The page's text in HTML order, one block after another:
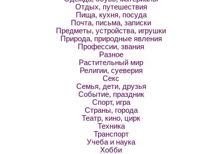
Отдых, путешествия
Пища, кухня, посуда
Почта, письма, записки
Предметы, устройства, игрушки
Природа, природные явления
Профессии, звания
Разное
Растительный мир
Религии, суеверия
Секс
Семья, дети, друзья
Событие, праздник
Спорт, игра
Страны, города
Театр, кино, цирк
Техника
Транспорт
Учеба и наука
Хобби